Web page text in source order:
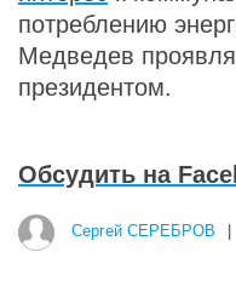
потреблению
Медведев
президентом.
Обсудить на
Сергей СЕРЕБРОВ